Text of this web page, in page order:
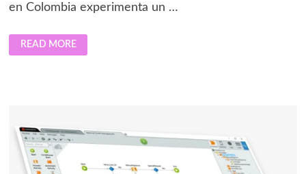
en Colombia experimenta un …
COLOMBIA
ABRAZA
SOLUCIONES
READ MORE